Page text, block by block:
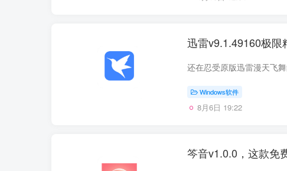
迅雷v9.1.49160极限
Windows软件
8月6日 19:22
笒音v1.0.0，这款免